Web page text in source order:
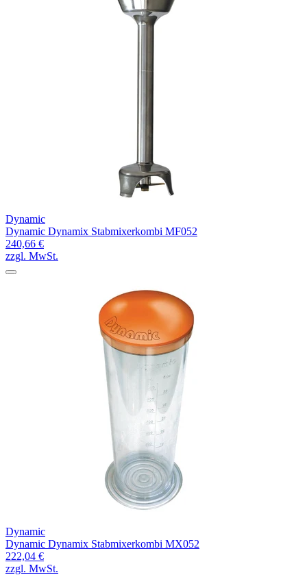
Dynamic
Dynamic Dynamix Stabmixerkombi MF052
240,66 €
zzgl. MwSt.
Dynamic
Dynamic Dynamix Stabmixerkombi MX052
222,04 €
zzgl. MwSt.